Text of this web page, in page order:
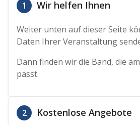
1 Wir helfen Ihnen
Weiter unten auf dieser Seite
Daten Ihrer Veranstaltung
Dann finden wir die Band, die
passt.
2 Kostenlose Angebote